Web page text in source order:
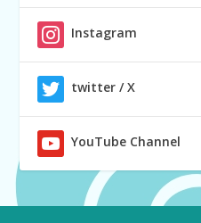
Instagram
twitter / X
YouTube Channel